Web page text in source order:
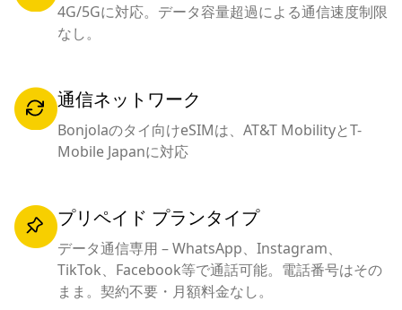
4G/5Gに対応。データ容量超過による通信速度制限
なし。
通信ネットワーク
Bonjolaのタイ向けeSIMは、AT&T MobilityとT-
Mobile Japanに対応
プリペイド プランタイプ
データ通信専用 – WhatsApp、Instagram、
TikTok、Facebook等で通話可能。電話番号はその
まま。契約不要・月額料金なし。